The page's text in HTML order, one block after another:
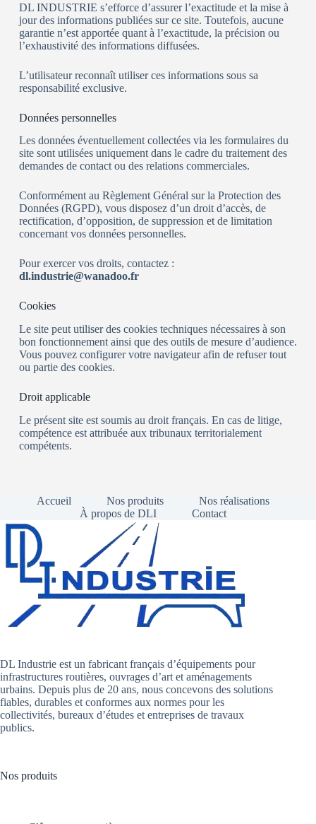
DL INDUSTRIE s’efforce d’assurer l’exactitude et la mise à
jour des informations publiées sur ce site. Toutefois, aucune
garantie n’est apportée quant à l’exactitude, la précision ou
l’exhaustivité des informations diffusées.
L’utilisateur reconnaît utiliser ces informations sous sa
responsabilité exclusive.
Données personnelles
Les données éventuellement collectées via les formulaires du
site sont utilisées uniquement dans le cadre du traitement des
demandes de contact ou des relations commerciales.
Conformément au Règlement Général sur la Protection des
Données (RGPD), vous disposez d’un droit d’accès, de
rectification, d’opposition, de suppression et de limitation
concernant vos données personnelles.
Pour exercer vos droits, contactez :
dl.industrie@wanadoo.fr
Cookies
Le site peut utiliser des cookies techniques nécessaires à son
bon fonctionnement ainsi que des outils de mesure d’audience.
Vous pouvez configurer votre navigateur afin de refuser tout
ou partie des cookies.
Droit applicable
Le présent site est soumis au droit français. En cas de litige,
compétence est attribuée aux tribunaux territorialement
compétents.
Accueil Nos produits
Nos réalisations
À propos de DLI
Contact
DL Industrie est un fabricant français d’équipements pour
infrastructures routières, ouvrages d’art et aménagements
urbains. Depuis plus de 20 ans, nous concevons des solutions
fiables, durables et conformes aux normes pour les
collectivités, bureaux d’études et entreprises de travaux
publics.
Nos produits